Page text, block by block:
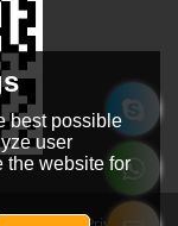
best possible
user
the website for